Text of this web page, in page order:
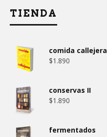
TIENDA
comida callejera
$1.890
conservas II
$1.890
fermentados